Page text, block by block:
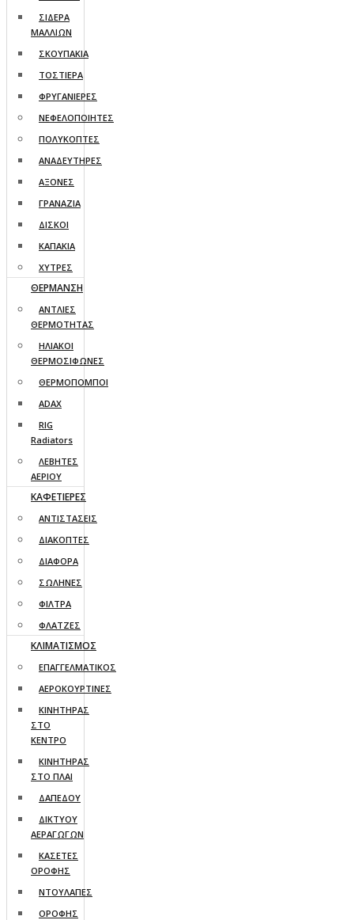
ΣΙΔΕΡΑ
ΜΑΛΛΙΩΝ
ΣΚΟΥΠΑΚΙΑ
ΤΟΣΤΙΕΡΑ
ΦΡΥΓΑΝΙΕΡΕΣ
ΝΕΦΕΛΟΠΟΙΗΤΕΣ
ΠΟΛΥΚΟΠΤΕΣ
ΑΝΑΔΕΥΤΗΡΕΣ
ΑΞΟΝΕΣ
ΓΡΑΝΑΖΙΑ
ΔΙΣΚΟΙ
ΚΑΠΑΚΙΑ
ΧΥΤΡΕΣ
ΘΕΡΜΑΝΣΗ
ΑΝΤΛΙΕΣ
ΘΕΡΜΟΤΗΤΑΣ
ΗΛΙΑΚΟΙ
ΘΕΡΜΟΣΙΦΩΝΕΣ
ΘΕΡΜΟΠΟΜΠΟΙ
ADAX
RIG
Radiators
ΛΕΒΗΤΕΣ
ΑΕΡΙΟΥ
ΚΑΦΕΤΙΕΡΕΣ
ΑΝΤΙΣΤΑΣΕΙΣ
ΔΙΑΚΟΠΤΕΣ
ΔΙΑΦΟΡΑ
ΣΩΛΗΝΕΣ
ΦΙΛΤΡΑ
ΦΛΑΤΖΕΣ
ΚΛΙΜΑΤΙΣΜΟΣ
ΕΠΑΓΓΕΛΜΑΤΙΚΟΣ
ΑΕΡΟΚΟΥΡΤΙΝΕΣ
ΚΙΝΗΤΗΡΑΣ
ΣΤΟ
ΚΕΝΤΡΟ
ΚΙΝΗΤΗΡΑΣ
ΣΤΟ ΠΛΑΙ
ΔΑΠΕΔΟΥ
ΔΙΚΤΥΟΥ
ΑΕΡΑΓΩΓΩΝ
ΚΑΣΕΤΕΣ
ΟΡΟΦΗΣ
ΝΤΟΥΛΑΠΕΣ
ΟΡΟΦΗΣ